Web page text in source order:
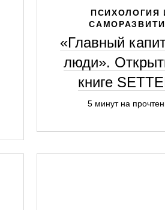
ПСИХОЛОГИЯ
«Главный
люди».
книге
5 минут на